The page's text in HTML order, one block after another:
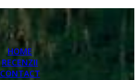
HOME
RECENZII
CONTACT